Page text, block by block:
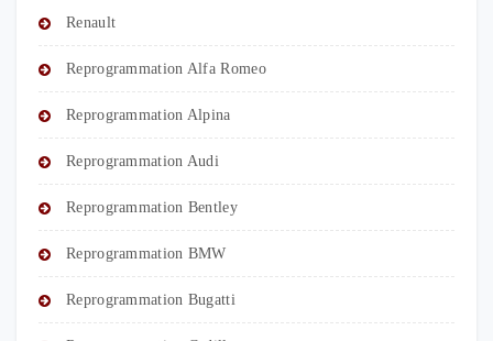
Renault
Reprogrammation Alfa Romeo
Reprogrammation Alpina
Reprogrammation Audi
Reprogrammation Bentley
Reprogrammation BMW
Reprogrammation Bugatti